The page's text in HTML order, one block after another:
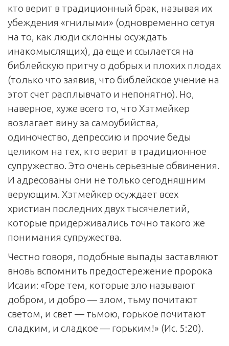
кто верит в традиционный брак, называя их
убеждения «гнилыми» (одновременно сетуя
на то, как люди склонны осуждать
инакомыслящих), да еще и ссылается на
библейскую притчу о добрых и плохих плодах
(только что заявив, что библейское учение на
этот счет расплывчато и непонятно). Но,
наверное, хуже всего то, что Хэтмейкер
возлагает вину за самоубийства,
одиночество, депрессию и прочие беды
целиком на тех, кто верит в традиционное
супружество. Это очень серьезные обвинения.
И адресованы они не только сегодняшним
верующим. Хэтмейкер осуждает всех
христиан последних двух тысячелетий,
которые придерживались точно такого же
понимания супружества.
Честно говоря, подобные выпады заставляют
вновь вспомнить предостережение пророка
Исаии: «Горе тем, которые зло называют
добром, и добро — злом, тьму почитают
светом, и свет — тьмою, горькое почитают
сладким, и сладкое — горьким!» (Ис. 5:20).